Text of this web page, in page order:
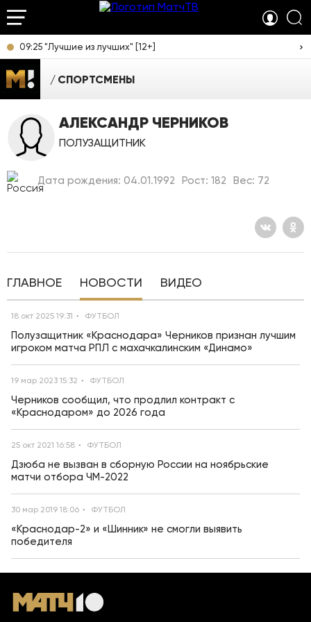
09:25 "Лучшие из лучших" [12+]
СПОРТСМЕНЫ
АЛЕКСАНДР ЧЕРНИКОВ
ПОЛУЗАЩИТНИК
Дата рождения: 04.01.1992 Рост: 182 Вес: 72
ГЛАВНОЕ НОВОСТИ ВИДЕО
18 окт 2025 19:31 ФУТБОЛ
Полузащитник «Краснодара» Черников признан лучшим
игроком матча РПЛ с махачкалинским «Динамо»
19 мар 2023 15:32 ФУТБОЛ
Черников сообщил, что продлил контракт с
«Краснодаром» до 2026 года
25 окт 2021 16:58 ФУТБОЛ
Дзюба не вызван в сборную России на ноябрьские
матчи отбора ЧМ-2022
30 мар 2019 18:06 ФУТБОЛ
«Краснодар-2» и «Шинник» не смогли выявить
победителя